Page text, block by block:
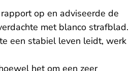
op en adviseerde de
met blanco strafblad.
een stabiel leven leidt, werk
het om een zeer